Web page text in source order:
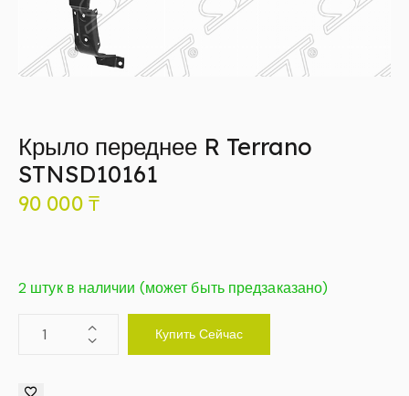
Крыло переднее R Terrano
STNSD10161
90 000 ₸
2 штук в наличии (может быть предзаказано)
Купить Сейчас